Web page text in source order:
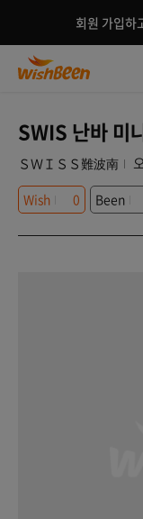
회원 가입하
SWIS 난바 미
ＳＷＩＳＳ難波南
Wish
0 Been